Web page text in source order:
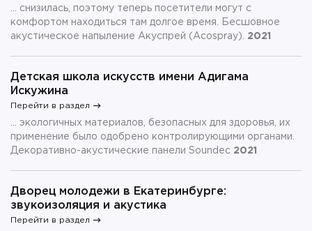
... снизилась, поэтому теперь посетители могут с
комфортом находиться там долгое время. Бесшовное
акустическое напыление Акуспрей (Acospray). 2021
Детская школа искусств имени Адигама
Искужина
Перейти в раздел
... экологичных материалов, безопасных для здоровья, их
применение было одобрено контролирующими органами.
Декоративно-акустические панели Soundec 2021
Дворец молодежи в Екатеринбурге:
звукоизоляция и акустика
Перейти в раздел